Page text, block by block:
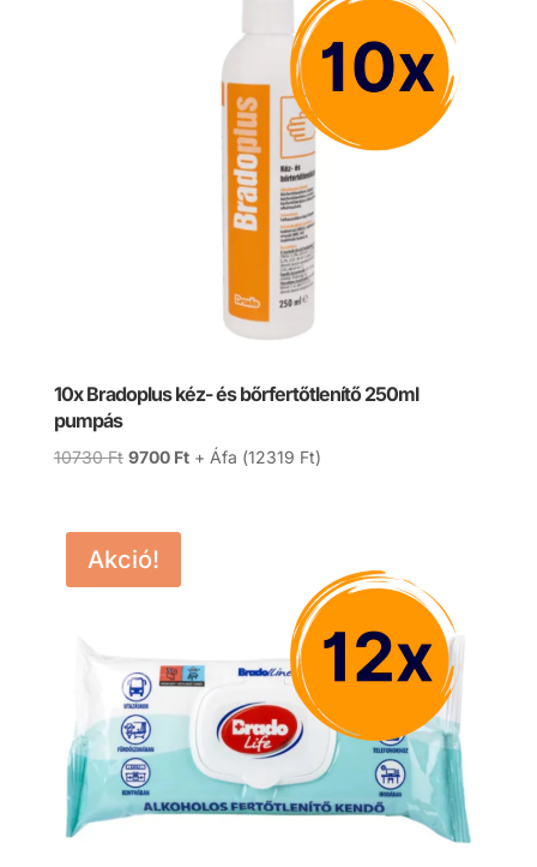
10x Bradoplus kéz- és bőrfertőtlenítő 250ml
pumpás
10730Ft Original
10730 Ft.
9700 FtCurrent
+ Áfa (12319 Ft)
Akció!